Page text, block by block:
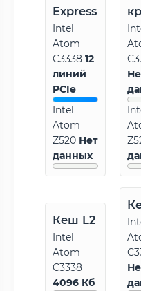
Express
Intel
Atom
C3338 12
линий
PCIe
Intel
Atom
Z520 Нет
данных
Кеш L2
Intel
Atom
C3338
4096 Кб